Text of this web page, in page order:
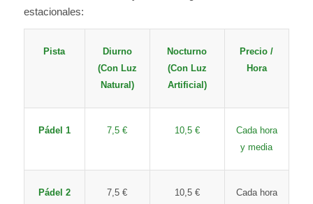
estacionales:
Pista
Diurno
(Con Luz
Natural)
Nocturno
(Con Luz
Artificial)
Precio /
Hora
Pádel 1 7,5 € 10,5 €
Cada hora
y media
Pádel 2 7,5 € 10,5 €
Cada hora